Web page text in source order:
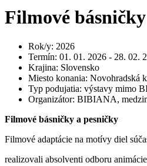
Filmové
Rok/y: 2026
Termín: 01. 01. 2026 - 28. 02.
Krajina: Slovensko
Miesto konania: Novohradská
Typ podujatia: výstavy mimo
Organizátor: BIBIANA,
Filmové básničky a pesničky
Filmové adaptácie na motívy diel
realizovali absolventi odboru